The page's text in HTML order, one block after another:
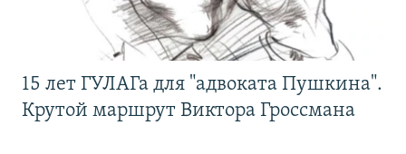
15 лет ГУЛАГа для "адвоката Пушкина".
Крутой маршрут Виктора Гроссмана